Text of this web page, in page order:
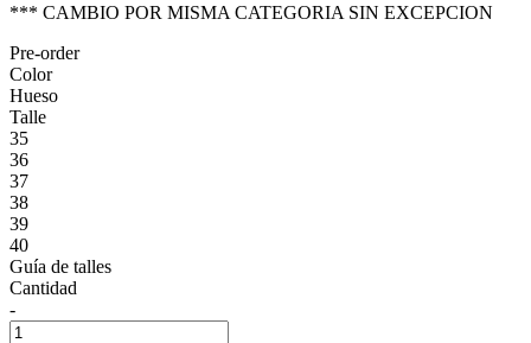
*** CAMBIO POR MISMA CATEGORIA SIN EXCEPCION
Pre-order
Color
Hueso
Talle
35
36
37
38
39
40
Guía de talles
Cantidad
-